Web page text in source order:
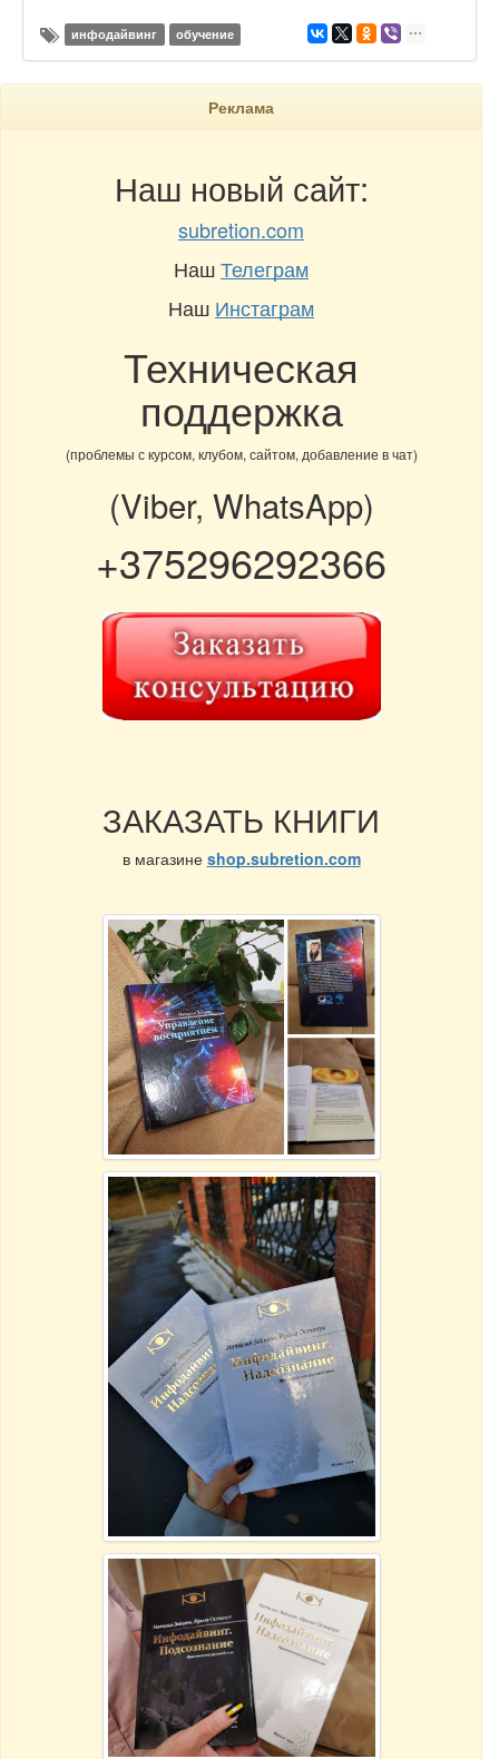
инфодайвинг обучение
Реклама
Наш новый сайт:
subretion.com
НашТелеграм
Наш Инстаграм
Техническая
поддержка
(проблемы с курсом, клубом, сайтом, добавление в чат)
(Viber, WhatsApp)
+375296292366
ЗАКАЗАТЬ КНИГИ
в магазине shop.subretion.com